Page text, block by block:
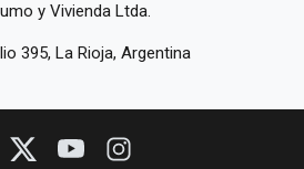
y Vivienda Ltda.
395, La Rioja, Argentina